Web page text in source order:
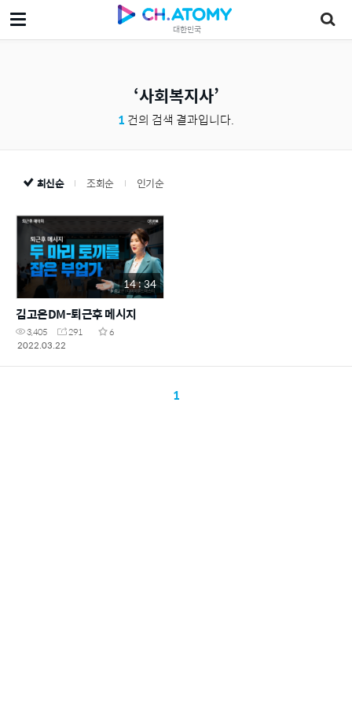
대한민국
사회복지사
1 건의 검색 결과입니다.
최신순 조회순 인기순
14 : 34
김고은DM-퇴근후 메시지
3,405 291
6
2022.03.22
1